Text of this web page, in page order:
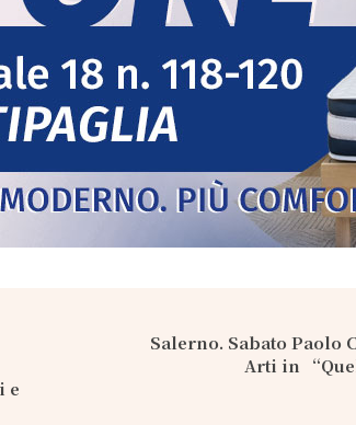
e
Salerno. Sabato Paolo
Arti in